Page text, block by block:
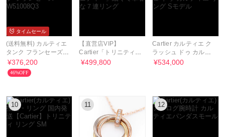
タイムセール
(送料無料) カルティエ
タンク フランセーズ
W51008Q3
¥376,200
46%OFF
【直営店VIP】
Cartier「トリニティ
ー」細くて華奢な７連
¥499,800
Cartier カルティエ ク
ラッシュ ドゥ カルテ
ィエ リング Sモデル
¥534,000
10 11 12